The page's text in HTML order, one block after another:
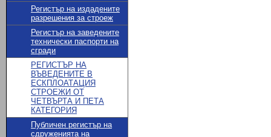
Регистър на издадените
разрешения за строеж
Регистър на заведените
технически паспорти на
сгради
РЕГИСТЪР НА
ВЪВЕДЕНИТЕ В
ЕСКПЛОАТАЦИЯ
СТРОЕЖИ ОТ
ЧЕТВЪРТА И ПЕТА
КАТЕГОРИЯ
Публичен регистър на
сдруженията на